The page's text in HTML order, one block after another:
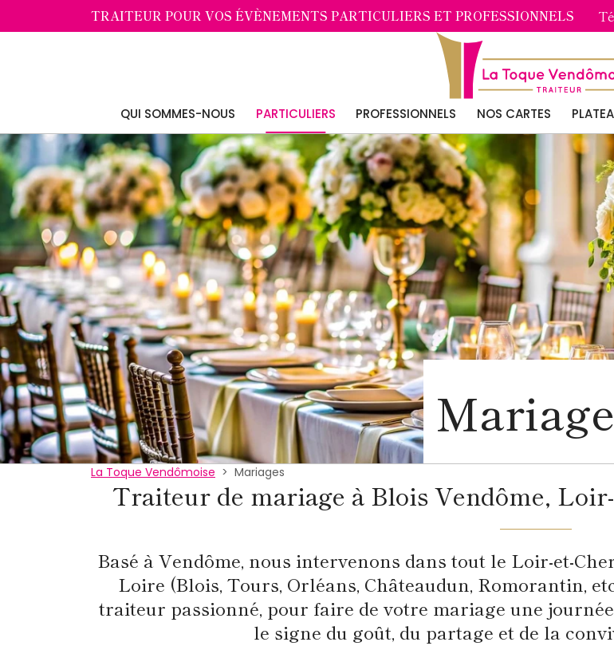
TRAITEUR POUR VOS ÉVÈNEMENTS PARTICULIERS ET PROFESSIONNELS
QUI SOMMES-NOUS PARTICULIERS PROFESSIONNELS NOS CARTES
La Toque Vendômoise Mariages
Traiteur de mariage à Blois Vendôme,
Basé à Vendôme, nous intervenons dans tout le Loir-et-
Loire (Blois, Tours, Orléans, Châteaudun, Romorantin,
traiteur passionné, pour faire de votre mariage une
le signe du goût, du partage et de la
Panneau de gestion des cookies